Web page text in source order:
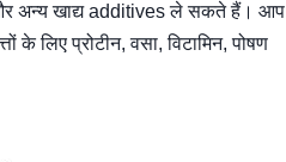
और अन्य खाद्य additives ले सकते हैं। आप
के लिए प्रोटीन, वसा, विटामिन, पोषण